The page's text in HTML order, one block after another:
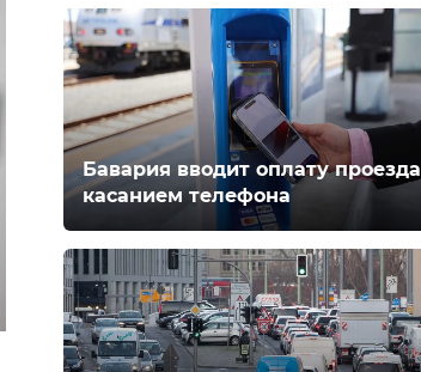
Бавария вводит оплату проезда
касанием телефона